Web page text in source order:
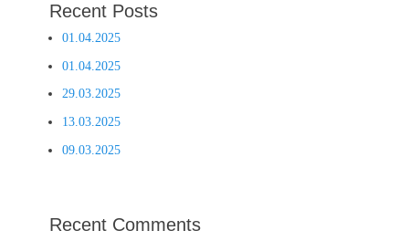
Recent Posts
01.04.2025
01.04.2025
29.03.2025
13.03.2025
09.03.2025
Recent Comments